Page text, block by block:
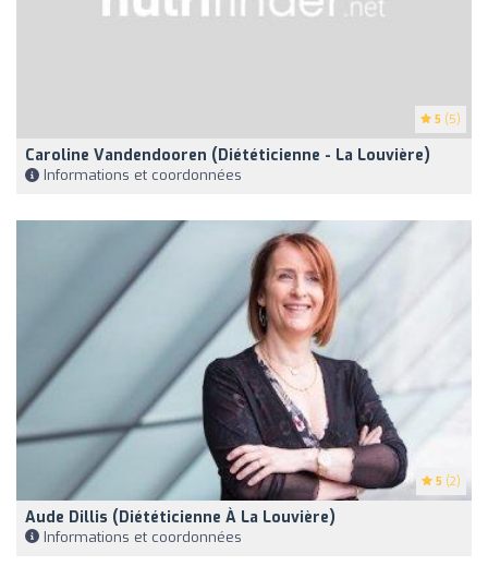
5 (5)
Caroline Vandendooren (Diététicienne - La Louvière)
Informations et coordonnées
5 (2)
Aude Dillis (Diététicienne À La Louvière)
Informations et coordonnées